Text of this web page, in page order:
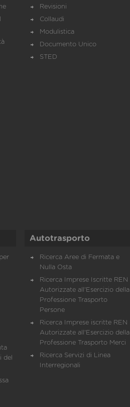
Revisioni
Collaudi
Modulistica
Documento Unico
STED
del
Autotrasporto
Ricerca Aree di Fermata e
Nulla Osta
Ricerca Imprese Iscritte REN
Autorizzate all'Esercizio della
Professione Trasporto
Persone
Ricerca Imprese iscritte REN
Autorizzate all'Esercizio della
Professione Trasporto Merci
Ricerca Servizi di Linea
Interregionali